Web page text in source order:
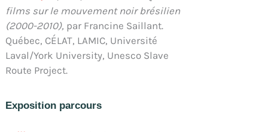
films sur le mouvement noir brésilien
(2000-2010), par Francine Saillant.
Québec, CÉLAT, LAMIC, Université
Laval/York University, Unesco Slave
Route Project.
Exposition parcours